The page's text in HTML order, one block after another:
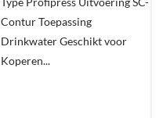
In
Contur Toepassing
Drinkwater Geschikt voor
Koperen...